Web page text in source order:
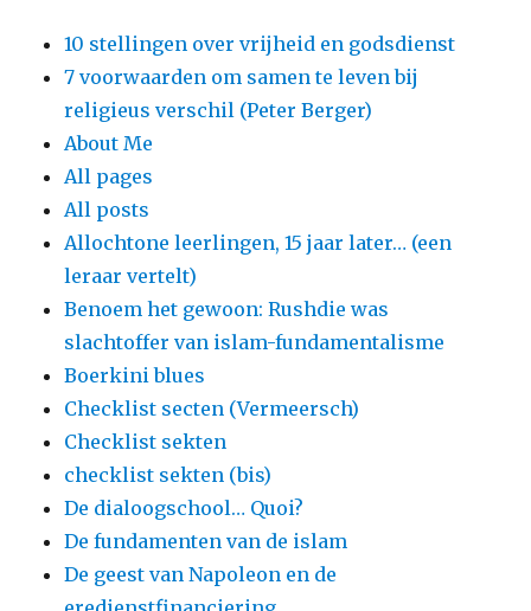
10 stellingen over vrijheid en godsdienst
7 voorwaarden om samen te leven bij
religieus verschil (Peter Berger)
About Me
All pages
All posts
Allochtone leerlingen, 15 jaar later… (een
leraar vertelt)
Benoem het gewoon: Rushdie was
slachtoffer van islam-fundamentalisme
Boerkini blues
Checklist secten (Vermeersch)
Checklist sekten
checklist sekten (bis)
De dialoogschool… Quoi?
De fundamenten van de islam
De geest van Napoleon en de